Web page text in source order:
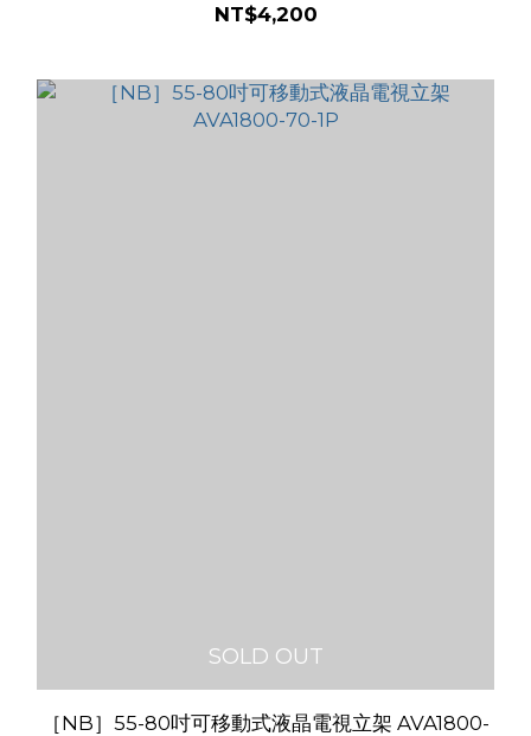
NT$4,200
SOLD OUT
［NB］55-80吋可移動式液晶電視立架 AVA1800-